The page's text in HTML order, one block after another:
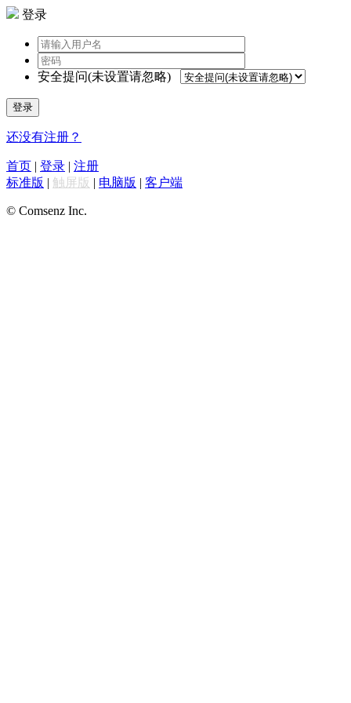
登录
安全提问(未设置请忽略)
登录
还没有注册？
首页 | 登录 | 注册
标准版 | 触屏版 | 电脑版 | 客户端
© Comsenz Inc.